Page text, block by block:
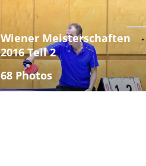
Wiener Meisterschaften
2016 Teil 2
68 Photos